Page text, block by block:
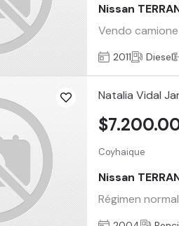
Nissan
Vendo
2011 Diesel
Natalia Vidal
Coyhaique
Nissan
Régimen